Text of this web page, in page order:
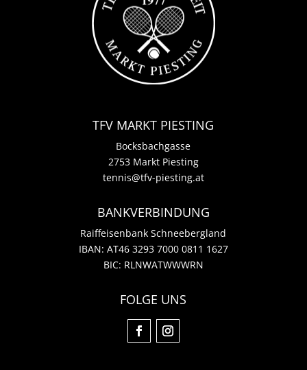
TFV MARKT PIESTING
Bocksbachgasse
2753 Markt Piesting
tennis@tfv-piesting.at
BANKVERBINDUNG
Raiffeisenbank Schneebergland
IBAN: AT46 3293 7000 0811 1627
BIC: RLNWATWWWRN
FOLGE UNS